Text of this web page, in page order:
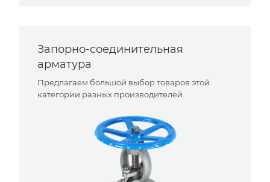
Запорно-соединительная
арматура
Предлагаем большой выбор товаров этой
категории разных производителей.